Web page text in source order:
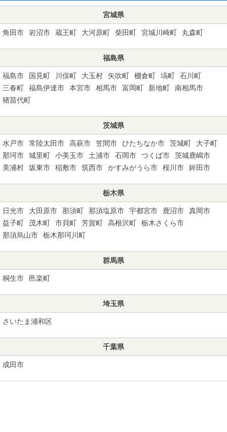
宮城県
角田市 岩沼市 蔵王町 大河原町 柴田町 宮城川崎町 丸森町
福島県
福島市 国見町 川俣町 大玉村 矢吹町 棚倉町 塙町
石川町
三春町
福島伊達市 本宮市 相馬市 富岡町 新地町
南相馬市
猪苗代町
茨城県
水戸市 常陸太田市 高萩市 笠間市 ひたちなか市 茨城町
大子町
那珂市
城里町 小美玉市 土浦市 石岡市 つくば市
茨城鹿嶋市
美浦村
坂東市 稲敷市 筑西市 かすみがうら市 桜川市 鉾田市
栃木県
日光市 大田原市 那須町 那須塩原市 宇都宮市 鹿沼市
真岡市
益子町
茂木町 市貝町 芳賀町 高根沢町
栃木さくら市
那須烏山市
栃木那珂川町
群馬県
桐生市 邑楽町
埼玉県
さいたま浦和区
千葉県
成田市